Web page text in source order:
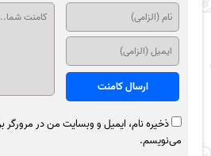
ذخیره نام، ایمیل و وبسایت من در مرورگر
می‌نویسم.